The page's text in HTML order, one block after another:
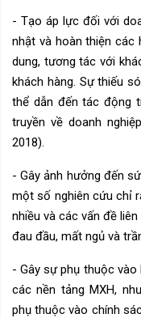
- Tạo áp lực đối với
nhật và hoàn thiện các
dung, tương tác với
khách hàng. Sự thiếu
thể dẫn đến tác động
truyền về doanh
2018).
- Gây ảnh hưởng đến
một số nghiên cứu chỉ
nhiều và các vấn đề
đau đầu, mất ngủ và
- Gây sự phụ thuộc
các nền tảng MXH,
phụ thuộc vào chính